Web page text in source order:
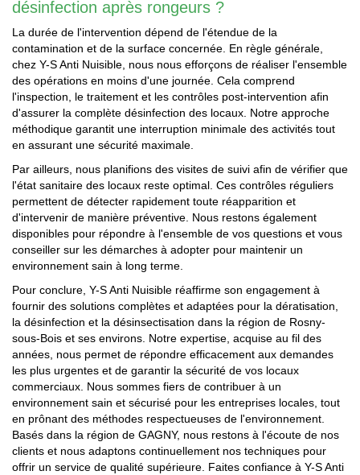
désinfection après rongeurs ?
La durée de l'intervention dépend de l'étendue de la
contamination et de la surface concernée. En règle générale,
chez Y-S Anti Nuisible, nous nous efforçons de réaliser l'ensemble
des opérations en moins d'une journée. Cela comprend
l'inspection, le traitement et les contrôles post-intervention afin
d'assurer la complète désinfection des locaux. Notre approche
méthodique garantit une interruption minimale des activités tout
en assurant une sécurité maximale.
Par ailleurs, nous planifions des visites de suivi afin de vérifier que
l'état sanitaire des locaux reste optimal. Ces contrôles réguliers
permettent de détecter rapidement toute réapparition et
d'intervenir de manière préventive. Nous restons également
disponibles pour répondre à l'ensemble de vos questions et vous
conseiller sur les démarches à adopter pour maintenir un
environnement sain à long terme.
Pour conclure, Y-S Anti Nuisible réaffirme son engagement à
fournir des solutions complètes et adaptées pour la dératisation,
la désinfection et la désinsectisation dans la région de Rosny-
sous-Bois et ses environs. Notre expertise, acquise au fil des
années, nous permet de répondre efficacement aux demandes
les plus urgentes et de garantir la sécurité de vos locaux
commerciaux. Nous sommes fiers de contribuer à un
environnement sain et sécurisé pour les entreprises locales, tout
en prônant des méthodes respectueuses de l'environnement.
Basés dans la région de GAGNY, nous restons à l'écoute de nos
clients et nous adaptons continuellement nos techniques pour
offrir un service de qualité supérieure. Faites confiance à Y-S Anti